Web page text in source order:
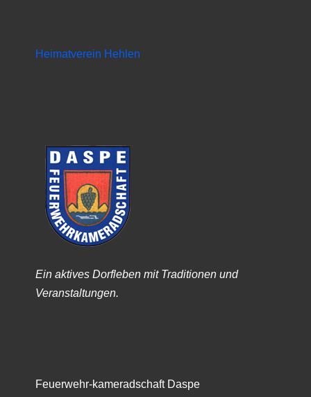
Heimatverein Hehlen
Ein aktives Dorfleben mit Traditionen und
Veranstaltungen.
Feuerwehr-kameradschaft Daspe